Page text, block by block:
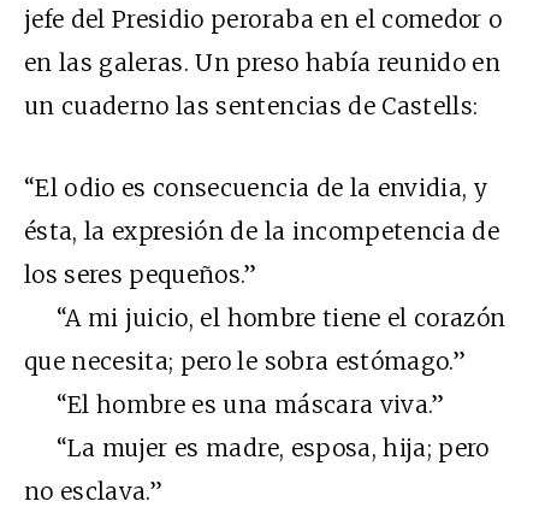
jefe del Presidio peroraba en el comedor o
en las galeras. Un preso había reunido en
un cuaderno las sentencias de Castells:
“El odio es consecuencia de la envidia, y
ésta, la expresión de la incompetencia de
los seres pequeños.”
“A mi juicio, el hombre tiene el corazón
que necesita; pero le sobra estómago.”
“El hombre es una máscara viva.”
“La mujer es madre, esposa, hija; pero
no esclava.”